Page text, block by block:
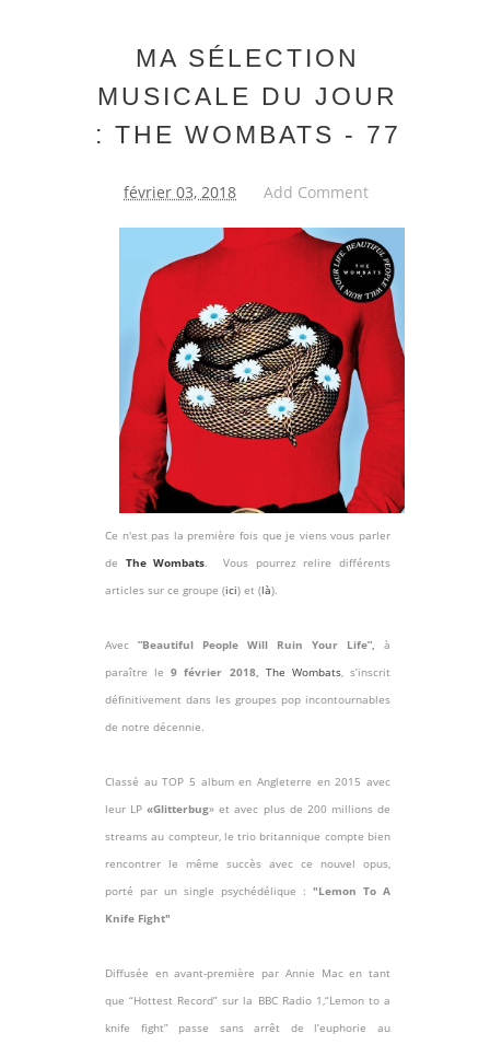
MA SÉLECTION
MUSICALE DU JOUR
: THE WOMBATS - 77
février 03, 2018 Add Comment
Ce n'est pas la première fois que je viens vous parler
de The Wombats . Vous pourrez relire différents
articles sur ce groupe (ici) et (là).
Avec ”Beautiful People Will Ruin Your Life”, à
paraître le9 février 2018, The Wombats, s’inscrit
définitivement dans les groupes pop incontournables
de notre décennie.
Classé au TOP 5 album en Angleterre en 2015 avec
leur LP«Glitterbug» et avec plus de 200 millions de
streams au compteur, le trio britannique compte bien
rencontrer le même succès avec ce nouvel opus,
porté par un single psychédélique : "Lemon To A
Knife Fight"
Diffusée en avant-première par Annie Mac en tant
que “Hottest Record” sur la BBC Radio 1,“Lemon to a
knife fight” passe sans arrêt de l’euphorie au